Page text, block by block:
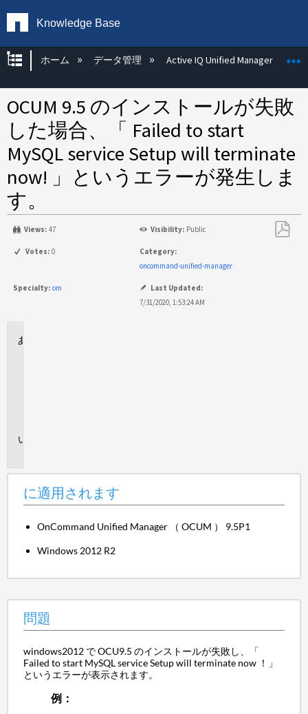
Knowledge Base
グローバル階層を展開/折りたたむ
ホーム データ管理 Active IQ Unified Manager
OCUM 9.5 のインストールが失敗
した場合、「 Failed to start
MySQL service Setup will terminate
now! 」というエラーが発生しま
す。
Views: 47 Visibility: Public
Votes: 0
Category:
oncommand-unified-manager
Specialty: om
Last Updated:
7/31/2020, 1:53:24 AM
に適用されます
OnCommand Unified Manager （ OCUM ） 9.5P1
Windows 2012 R2
問題
windows2012 で OCU9.5 のインストールが失敗し、「
Failed to start MySQL service Setup will terminate now ！」
というエラーが表示されます。
例：